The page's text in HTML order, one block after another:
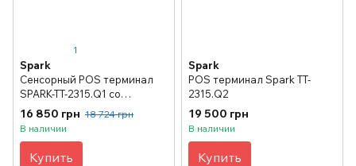
1
Spark
Сенсорный POS терминал
SPARK-TT-2315.Q1 со
считывателем магнитных
карт
16 850 грн 18 724 грн
В наличии
Купить
Spark
POS терминал Spark TT-
2315.Q2
19 500 грн
В наличии
Купить